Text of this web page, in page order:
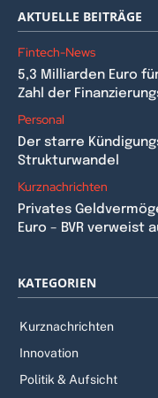
AKTUELLE BEITRÄGE
Fintech-News
5,3 Milliarden Euro
Zahl der
Personal
Der starre
Strukturwandel
Kurznachrichten
Privates
Euro – BVR verweist
KATEGORIEN
Kurznachrichten
Innovation
Politik & Aufsicht